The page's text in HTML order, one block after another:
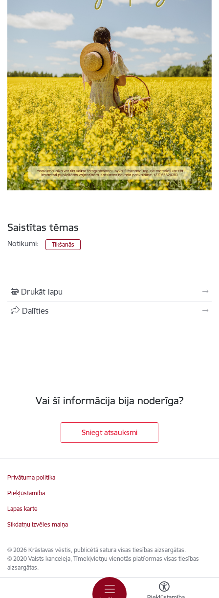
Saistītas tēmas
Notikumi: Tikšanās
Drukāt lapu
Dalīties
Vai šī informācija bija noderīga?
Sniegt atsauksmi
© 2026 Krāslavas vēstis, publicētā satura visas tiesības aizsargātas.
© 2020 Valsts kanceleja, Tīmekļvietņu vienotās platformas visas tiesības
aizsargātas.
Privātuma politika
Piekļūstamība
Lapas karte
Sīkdatņu izvēles maiņa